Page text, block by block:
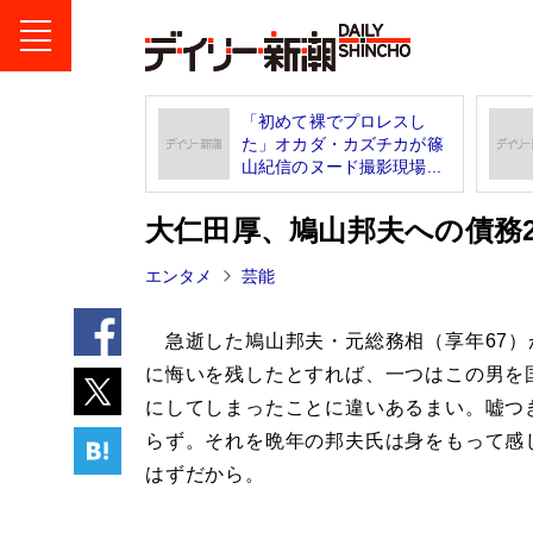
「初めて裸でプロレスし
た」オカダ・カズチカが篠
山紀信のヌード撮影現場...
大仁田厚、鳩山邦夫への債
エンタメ 芸能
急逝した鳩山邦夫・元総務相（享年67）
に悔いを残したとすれば、一つはこの男を
にしてしまったことに違いあるまい。嘘つ
らず。それを晩年の邦夫氏は身をもって感
はずだから。